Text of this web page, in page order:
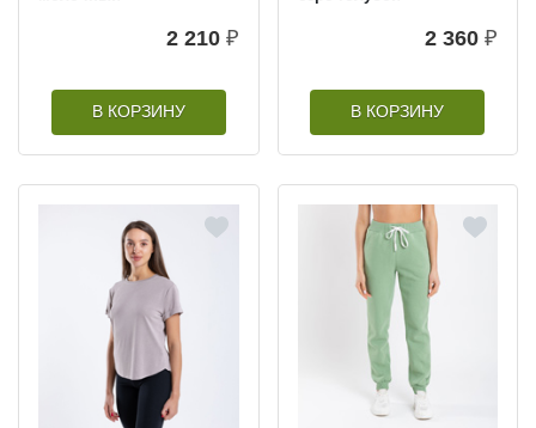
2 210 ₽
В КОРЗИНУ
2 360 ₽
В КОРЗИНУ